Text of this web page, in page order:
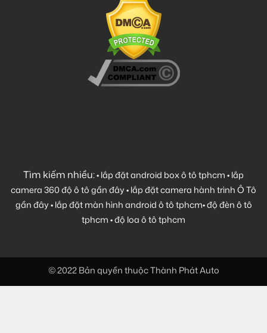
Tìm kiếm nhiều:•lắp đặt android box ô tô tphcm•lắp
camera 360 độ ô tô gần đây•lắp đặt camera hành trình Ô Tô
gần đây•lắp đặt màn hình android ô tô tphcm•độ đèn ô tô
tphcm•độ loa ô tô tphcm
© 2022 Bản quyền thuộc Thành Phát Auto